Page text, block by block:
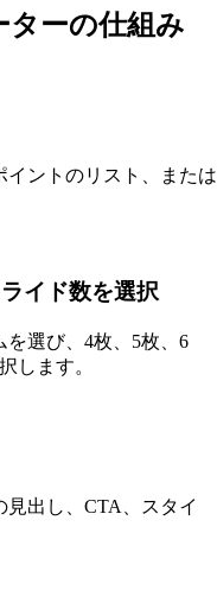
ーの仕組み
イントのリスト、または
イド数を選択
選び、4枚、5枚、6
します。
出し、CTA、スタイ